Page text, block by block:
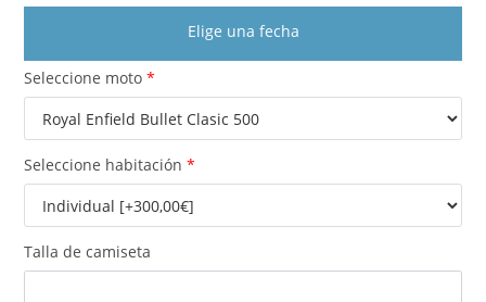
Elige una fecha
Seleccione moto *
Seleccione habitación *
Talla de camiseta